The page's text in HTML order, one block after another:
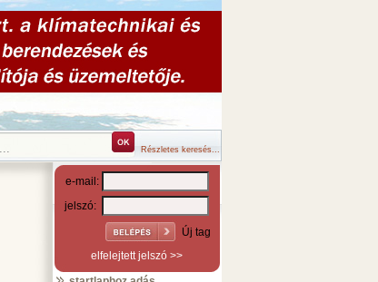
Részletes keresés...
e-mail:
jelszó:
Új tag
elfelejtett jelszó >>